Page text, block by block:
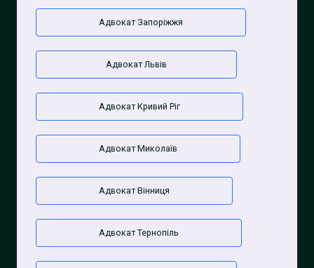
Адвокат Запоріжжя
Адвокат Львів
Адвокат Кривий Ріг
Адвокат Миколаїв
Адвокат Вінниця
Адвокат Тернопіль